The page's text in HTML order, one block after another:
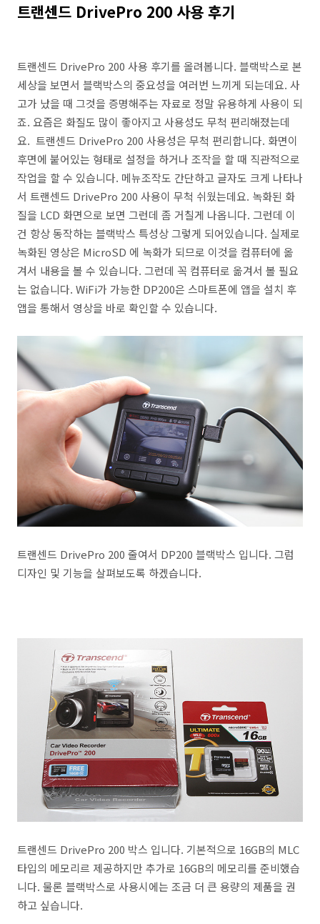
트랜센드 DrivePro 200 사용 후기
트랜센드 DrivePro 200 사용 후기를 올려봅니다. 블랙박스로 본
세상을 보면서 블랙박스의 중요성을 여러번 느끼게 되는데요. 사
고가 났을 때 그것을 증명해주는 자료로 정말 유용하게 사용이 되
죠. 요즘은 화질도 많이 좋아지고 사용성도 무척 편리해졌는데
요. 트랜센드 DrivePro 200 사용성은 무척 편리합니다. 화면이
후면에 붙어있는 형태로 설정을 하거나 조작을 할 때 직관적으로
작업을 할 수 있습니다. 메뉴조작도 간단하고 글자도 크게 나타나
서 트랜센드 DrivePro 200 사용이 무척 쉬웠는데요. 녹화된 화
질을 LCD 화면으로 보면 그런데 좀 거칠게 나옵니다. 그런데 이
건 항상 동작하는 블랙박스 특성상 그렇게 되어있습니다. 실제로
녹화된 영상은 MicroSD 에 녹화가 되므로 이것을 컴퓨터에 옮
겨서 내용을 볼 수 있습니다. 그런데 꼭 컴퓨터로 옮겨서 볼 필요
는 없습니다. WiFi가 가능한 DP200은 스마트폰에 앱을 설치 후
앱을 통해서 영상을 바로 확인할 수 있습니다.
트랜센드 DrivePro 200 줄여서 DP200 블랙박스 입니다. 그럼
디자인 및 기능을 살펴보도록 하겠습니다.
트랜센드 DrivePro 200 박스 입니다. 기본적으로 16GB의 MLC
타입의 메모리르 제공하지만 추가로 16GB의 메모리를 준비했습
니다. 물론 블랙박스로 사용시에는 조금 더 큰 용량의 제품을 권
하고 싶습니다.